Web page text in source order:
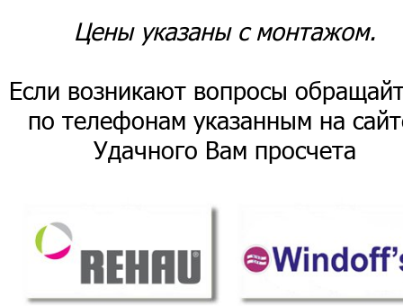
Цены указаны с монтажом.
Если возникают вопросы
по телефонам указанным на
Удачного Вам просчета